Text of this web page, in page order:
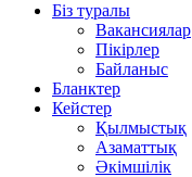
Біз туралы
Вакансиялар
Пікірлер
Байланыс
Бланктер
Кейстер
Қылмыстық
Азаматтық
Әкімшілік